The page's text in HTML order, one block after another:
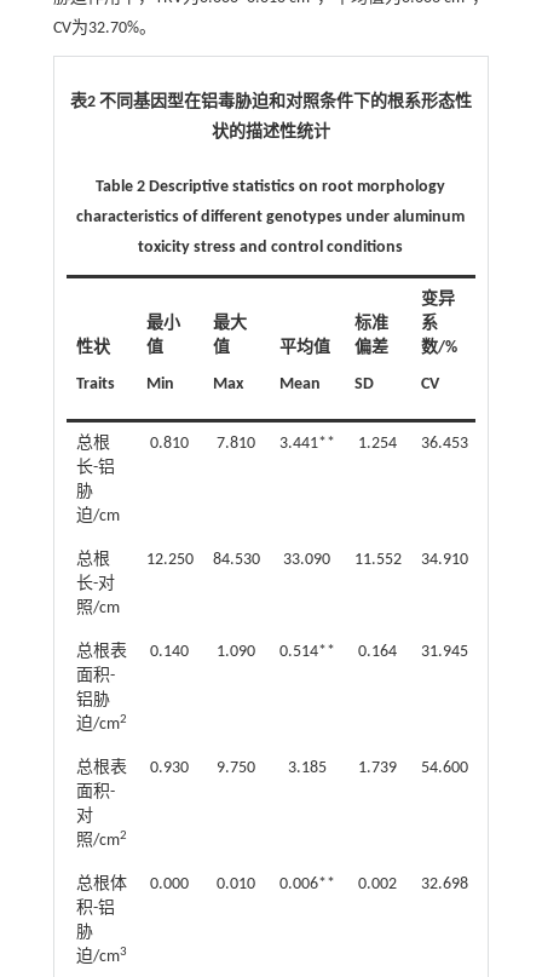
CV为32.70%。
表2 不同基因型在铝毒胁迫和对照条件下的根系形态性
状的描述性统计
Table 2 Descriptive statistics on root morphology
characteristics of different genotypes under aluminum
toxicity stress and control conditions
性状
Traits
最小
值
Min
最大
值
Max
平均值
Mean
标准
偏差
SD
变异
系
数/%
CV
总根
长-铝
胁
迫/cm
0.810 7.810 3.441** 1.254 36.453
总根
长-对
照/cm
12.250 84.530 33.090 11.552 34.910
总根表
面积-
铝胁
迫/cm2
0.140 1.090 0.514** 0.164 31.945
总根表
面积-
对
照/cm2
0.930 9.750 3.185 1.739 54.600
总根体
积-铝
胁
迫/cm3
0.000 0.010 0.006** 0.002 32.698